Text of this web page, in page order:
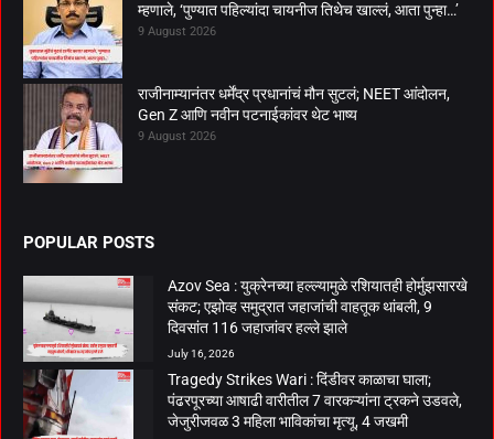
म्हणाले, ‘पुण्यात पहिल्यांदा चायनीज तिथेच खाल्लं, आता पुन्हा…’
9 August 2026
राजीनाम्यानंतर धर्मेंद्र प्रधानांचं मौन सुटलं; NEET आंदोलन,
Gen Z आणि नवीन पटनाईकांवर थेट भाष्य
9 August 2026
POPULAR POSTS
Azov Sea : युक्रेनच्या हल्ल्यामुळे रशियातही होर्मुझसारखे
संकट; एझोव्ह समुद्रात जहाजांची वाहतूक थांबली, 9
दिवसांत 116 जहाजांवर हल्ले झाले
July 16, 2026
Tragedy Strikes Wari : दिंडीवर काळाचा घाला;
पंढरपूरच्या आषाढी वारीतील 7 वारकऱ्यांना ट्रकने उडवले,
जेजुरीजवळ 3 महिला भाविकांचा मृत्यू, 4 जखमी